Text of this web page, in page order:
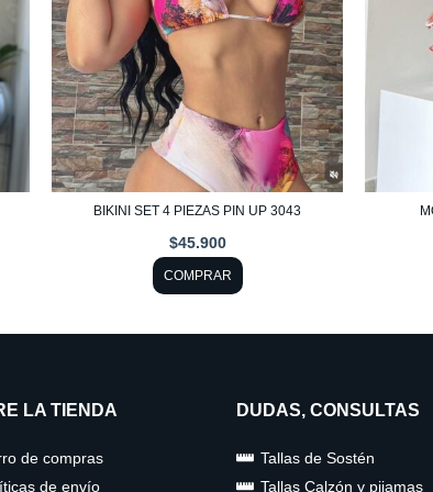
BIKINI SET 4 PIEZAS PIN UP 3043
$45.900
COMPRAR
opciones
pueden
en
página
de
producto
LA TIENDA
de compras
de envío
DUDAS, CONSULTAS
Tallas de Sostén
Tallas Calzón y pijamas